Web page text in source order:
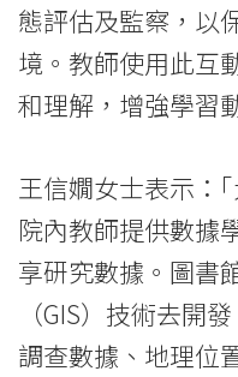
態評估及監察，以
境。教師使用此互
和理解，增強學習
王信嫺女士表示：
院內教師提供數據
享研究數據。圖書
（GIS）技術去開
調查數據、地理位